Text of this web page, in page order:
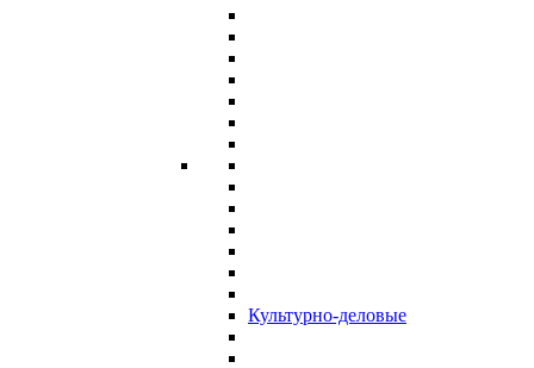
Культурно-деловые